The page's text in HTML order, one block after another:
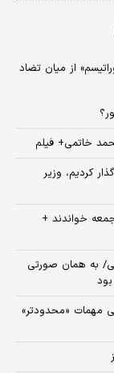
از میان تضاد
خاتمی+ فیلم
کردیم، وزیر
خواندند +
به همان صورتی
مهمات «محدودتر»